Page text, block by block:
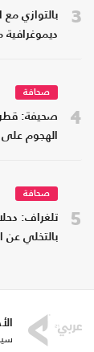
3
بالتوازي مع
ديموغرافية
4
صحافة
صحيفة: قطر
الهجوم على
5
صحافة
تلغراف:
بالتخلي عن